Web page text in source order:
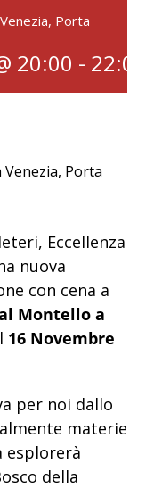
Porta
20:00 - 22:00
Porta
Eccellenza
nuova
con cena a
Montello a
16 Novembre
per noi dallo
materie
esplorerà
della